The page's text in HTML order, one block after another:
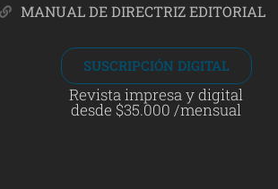
MANUAL DE DIRECTRIZ EDITORIAL
SUSCRIPCIÓN DIGITAL
Revista impresa y digital
desde $35.000 /mensual